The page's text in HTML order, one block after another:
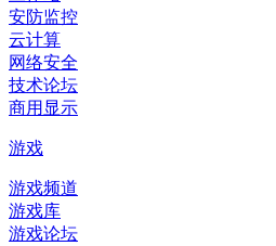
安防监控
云计算
网络安全
技术论坛
商用显示
游戏
游戏频道
游戏库
游戏论坛